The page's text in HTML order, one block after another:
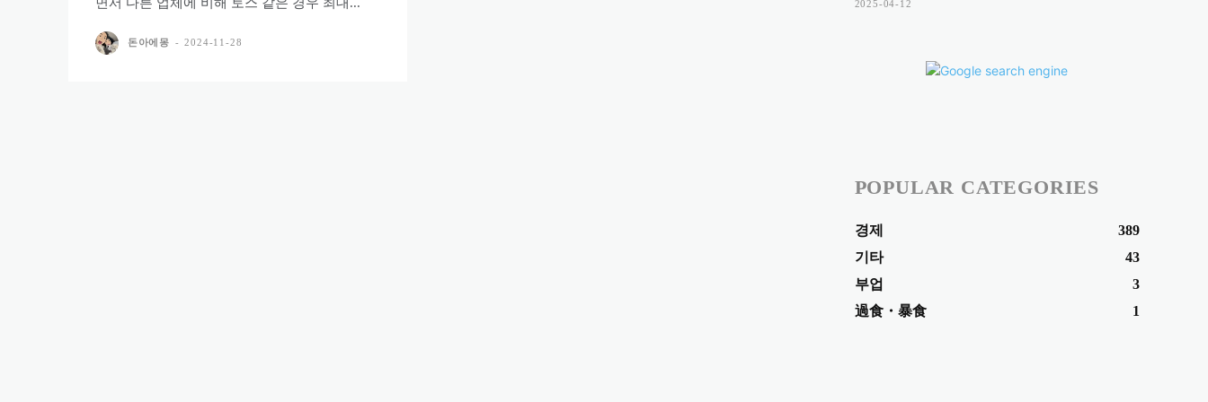
돈아에몽 - 2024-11-28
2025-04-12
POPULAR CATEGORIES
경제
389
기타
43
부업
3
過食・暴食
1